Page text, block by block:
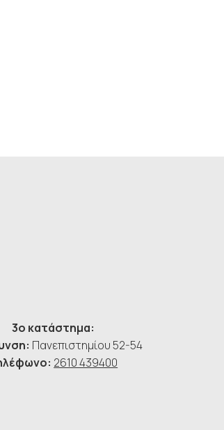
3ο κατάστημα:
Πανεπιστημίου 52-54
2610 439400